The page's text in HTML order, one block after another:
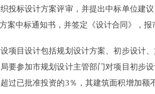
设计方案评审，并提出中标单位建议
案中标通知书，并签定《设计合同》，报
设计包括规划设计方案、初步设计、
要参加市规划设计主管部门对项目初步
过已批准投资的3％，其建筑面积增加